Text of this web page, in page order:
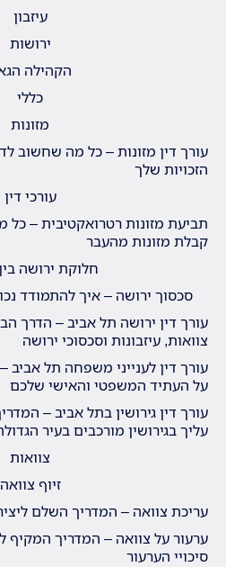
עיזבון
ירושות
הקהילה
כללי
מזונות
עורך דין מזונות – כל מה שחשוב
הזכויות שלך
עורכי דין
תביעת מזונות רטרואקטיבית –
קבלת מזונות מהעבר
חלוקת ירושה
סכסוך ירושה – איך להתמודד
עורך דין ירושה תל אביב – הדרך
צוואות, עיזבונות וסכסוכי ירושה
עורך דין לענייני משפחה תל אביב
על העתיד המשפטי והאישי שלכם
עורך דין גירושין בתל אביב –
עליך בגירושין מורכבים בעיר
צוואות
זיוף צוואה
עריכת צוואה – המדריך השלם
ערעור על צוואה – המדריך המקיף
סיכויי הערעור